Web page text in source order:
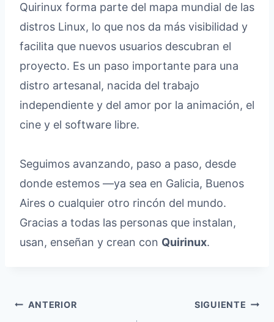
Quirinux forma parte del mapa mundial de las
distros Linux, lo que nos da más visibilidad y
facilita que nuevos usuarios descubran el
proyecto. Es un paso importante para una
distro artesanal, nacida del trabajo
independiente y del amor por la animación, el
cine y el software libre.
Seguimos avanzando, paso a paso, desde
donde estemos —ya sea en Galicia, Buenos
Aires o cualquier otro rincón del mundo.
Gracias a todas las personas que instalan,
usan, enseñan y crean con Quirinux.
Navegación
ANTERIOR SIGUIENTE